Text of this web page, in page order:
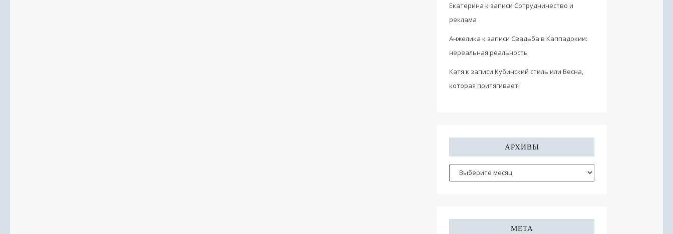
Екатерина к записи Сотрудничество и
реклама
Анжелика к записи Свадьба в Каппадокии:
нереальная реальность
Катя к записи Кубинский стиль или Весна,
которая притягивает!
АРХИВЫ
МЕТА